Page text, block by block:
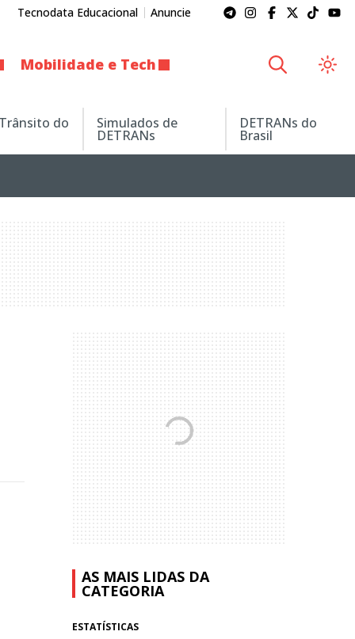
Tecnodata Educacional Anuncie
Mobilidade e Tech
do Simulados de
DETRANs
DETRANs do
Brasil
AS MAIS LIDAS DA
CATEGORIA
ESTATÍSTICAS